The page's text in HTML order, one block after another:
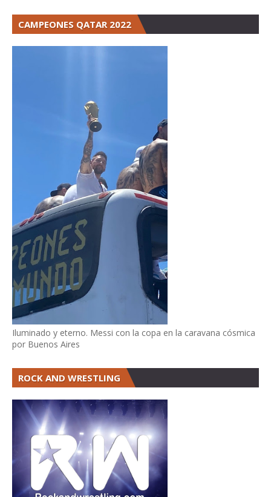
CAMPEONES QATAR 2022
Iluminado y eterno. Messi con la copa en la caravana cósmica
por Buenos Aires
ROCK AND WRESTLING